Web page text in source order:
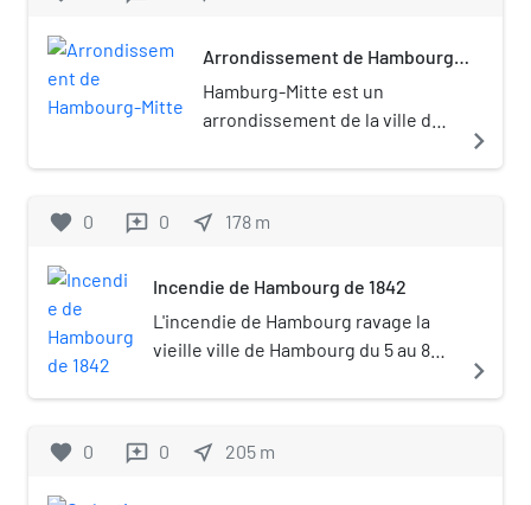
Arrondissement de Hambourg-
Hamburg-Mitte est un
arrondissement de la ville de
C'est la partie centrale de la
entre les limites ouest et est
navigate_next
favorite 0 reviews 0 near_me 178 m
Incendie de Hambourg de 1842
L'incendie de Hambourg ravage la
vieille ville de Hambourg du 5 au 8
Incendie (« Großer Brand »). Les
50 kilomètres.
navigate_next
favorite 0 reviews 0 near_me 205 m